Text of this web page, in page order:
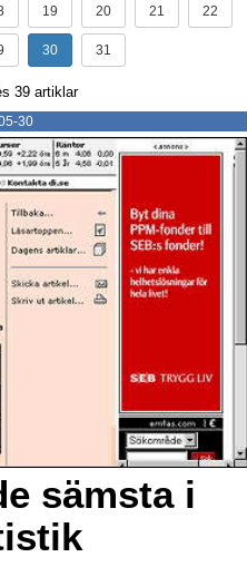
19 20 21 22
30 31
39 artiklar
30
sämsta i